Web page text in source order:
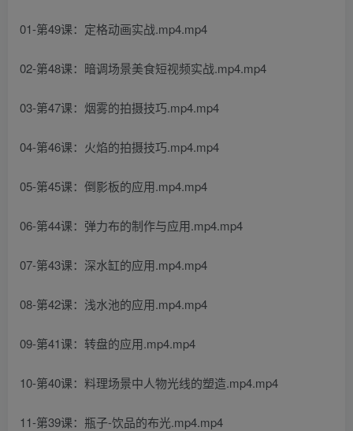
01-第49课：定格动画实战.mp4.mp4
02-第48课：暗调场景美食短视频实战.mp4.mp4
03-第47课：烟雾的拍摄技巧.mp4.mp4
04-第46课：火焰的拍摄技巧.mp4.mp4
05-第45课：倒影板的应用.mp4.mp4
06-第44课：弹力布的制作与应用.mp4.mp4
07-第43课：深水缸的应用.mp4.mp4
08-第42课：浅水池的应用.mp4.mp4
09-第41课：转盘的应用.mp4.mp4
10-第40课：料理场景中人物光线的塑造.mp4.mp4
11-第39课：瓶子-饮品的布光.mp4.mp4